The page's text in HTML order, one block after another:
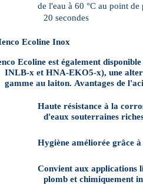
de l'eau à 60 °C au point
20 secondes
Ecoline Inox
Ecoline est également
INLB-x et HNA-EKO5-x), une
gamme au laiton. Avantages de
Haute résistance à la
d'eaux souterraines
Hygiène améliorée grâce à
Convient aux applications
plomb et chimiquement